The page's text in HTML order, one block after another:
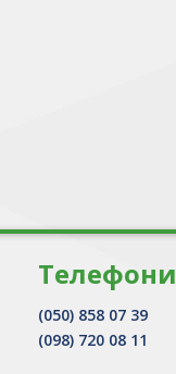
Телефони
(050) 858 07 39
(098) 720 08 11